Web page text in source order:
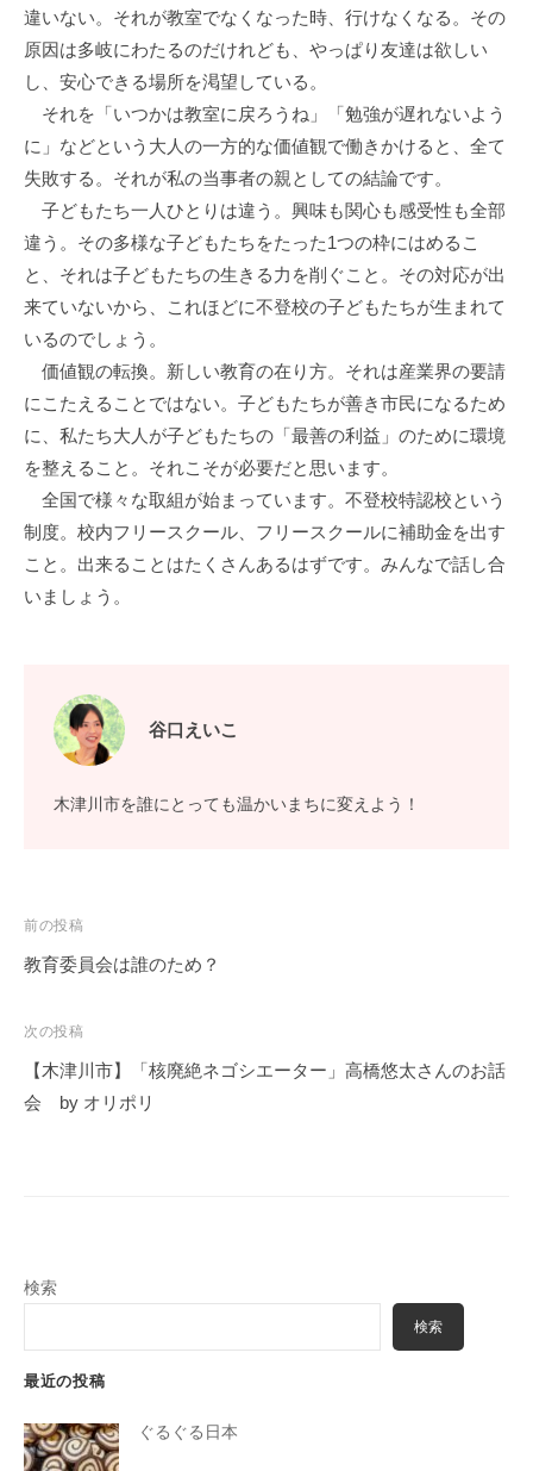
違いない。それが教室でなくなった時、行けなくなる。その
原因は多岐にわたるのだけれども、やっぱり友達は欲しい
し、安心できる場所を渇望している。
それを「いつかは教室に戻ろうね」「勉強が遅れないよう
に」などという大人の一方的な価値観で働きかけると、全て
失敗する。それが私の当事者の親としての結論です。
子どもたち一人ひとりは違う。興味も関心も感受性も全部
違う。その多様な子どもたちをたった1つの枠にはめるこ
と、それは子どもたちの生きる力を削ぐこと。その対応が出
来ていないから、これほどに不登校の子どもたちが生まれて
いるのでしょう。
価値観の転換。新しい教育の在り方。それは産業界の要請
にこたえることではない。子どもたちが善き市民になるため
に、私たち大人が子どもたちの「最善の利益」のために環境
を整えること。それこそが必要だと思います。
全国で様々な取組が始まっています。不登校特認校という
制度。校内フリースクール、フリースクールに補助金を出す
こと。出来ることはたくさんあるはずです。みんなで話し合
いましょう。
谷口えいこ
木津川市を誰にとっても温かいまちに変えよう！
投
稿
ビ
ゲ
ー
前の投稿
教育委員会は誰のため？
次の投稿
【木津川市】「核廃絶ネゴシエーター」高橋悠太さんのお話
会 by オリポリ
検索
検索
最近の投稿
ぐるぐる日本